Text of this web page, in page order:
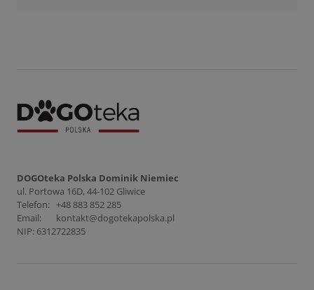
DOGOteka Polska Dominik Niemiec
ul. Portowa 16D, 44-102 Gliwice
Telefon: +48 883 852 285
Email:
kontakt@dogotekapolska.pl
NIP: 6312722835